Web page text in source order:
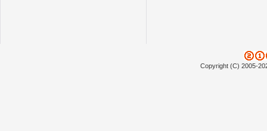
Copyright (C) 2005-